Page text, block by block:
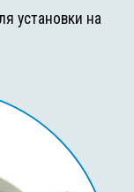
установки на